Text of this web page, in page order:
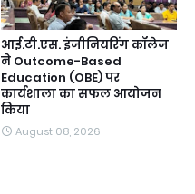
आई.टी.एस. इंजीनियरिंग कॉलेज
ने Outcome-Based
Education (OBE) पर
कार्यशाला का सफल आयोजन
किया
August 08, 2026